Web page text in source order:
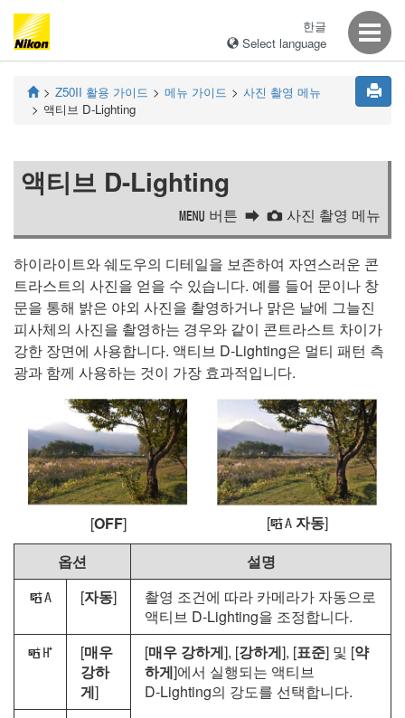
한글
Select language
Z50II 활용 가이드 메뉴 가이드
사진 촬영 메뉴
액티브 D-Lighting
액티브 D-Lighting
G 버튼 C 사진 촬영 메뉴
하이라이트와 쉐도우의 디테일을 보존하여 자연스러운 콘
트라스트의 사진을 얻을 수 있습니다. 예를 들어 문이나 창
문을 통해 밝은 야외 사진을 촬영하거나 맑은 날에 그늘진
피사체의 사진을 촬영하는 경우와 같이 콘트라스트 차이가
강한 장면에 사용합니다. 액티브 D‑Lighting은 멀티 패턴 측
광과 함께 사용하는 것이 가장 효과적입니다.
[OFF] [Y 자동]
옵션
설명
Y [자동]
촬영 조건에 따라 카메라가 자동으로
액티브 D‑Lighting을 조정합니다.
Z [매우
강하
게]
[매우 강하게], [강하게], [표준] 및 [약
하게]에서 실행되는 액티브
D‑Lighting의 강도를 선택합니다.